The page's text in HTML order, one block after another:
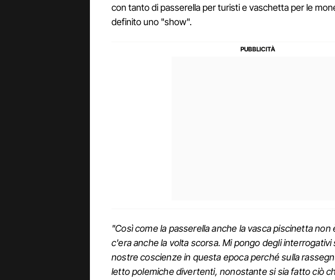
con tanto di passerella per turisti e vaschetta per le
definito uno "show".
"Così come la passerella anche la vasca piscinetta non
c'era anche la volta scorsa. Mi pongo degli interrogativi
nostre coscienze in questa epoca perché sulla
letto polemiche divertenti, nonostante si sia fatto ciò